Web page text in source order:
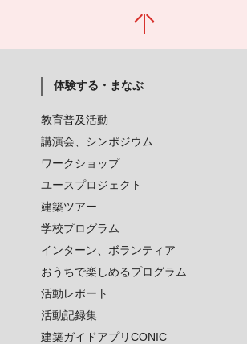
体験する・まなぶ
教育普及活動
講演会、シンポジウム
ワークショップ
ユースプロジェクト
建築ツアー
学校プログラム
インターン、ボランティア
おうちで楽しめるプログラム
活動レポート
活動記録集
建築ガイドアプリCONIC